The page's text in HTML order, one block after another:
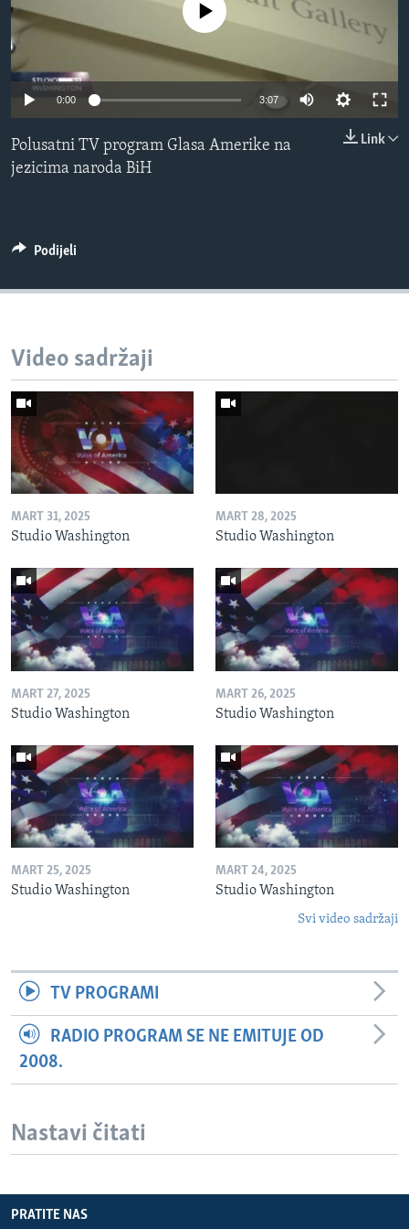
MAGAZIN
O GLASU AMERIKE
Learning English
PRATITE NAS
No media source currently available
0:00 3:07
Link
Polusatni TV program Glasa Amerike na
jezicima naroda BiH
Podijeli
Video sadržaji
MART 31, 2025
Studio Washington
MART 28, 2025
Studio Washington
MART 27, 2025
Studio Washington
MART 26, 2025
Studio Washington
MART 25, 2025
Studio Washington
MART 24, 2025
Studio Washington
Svi video sadržaji
TV PROGRAMI
RADIO PROGRAM SE NE EMITUJE OD
2008.
Nastavi čitati
PRATITE NAS